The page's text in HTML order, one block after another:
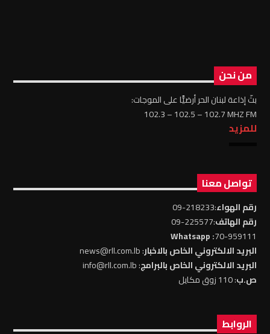
من نحن
بثّ إذاعة لبنان الحر أرضيًّا على الموجات:
102.3 – 102.5 – 102.7 MHZ FM
للمزيد
تواصل معنا
رقم الهواء:218233-09
رقم الهاتف:225577-09
70-959111
: Whatsapp
البريد الالكتروني الخاص بالاخبار: news@rll.com.lb
البريد الالكتروني الخاص بالبرامج: info@rll.com.lb
ص.ب: 110 زوق مكايل
الروابط